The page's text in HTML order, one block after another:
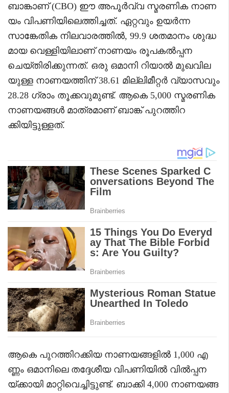
ബാങ്കാണ് (CBO) ഈ അപൂർവ്വ സ്മരണിക നാണ
യം വിപണിയിലെത്തിച്ചത്. ഏറ്റവും ഉയർന്ന
സാങ്കേതിക നിലവാരത്തിൽ, 99.9 ശതമാനം ശുദ്ധ
മായ വെള്ളിയിലാണ് നാണയം രൂപകൽപ്പന
ചെയ്തിരിക്കുന്നത്. ഒരു ഒമാനി റിയാൽ മുഖവില
യുള്ള നാണയത്തിന് 38.61 മില്ലിമീറ്റർ വ്യാസവും
28.28 ഗ്രാം തൂക്കവുമുണ്ട്. ആകെ 5,000 സ്മരണിക
നാണയങ്ങൾ മാത്രമാണ് ബാങ്ക് പുറത്തിറ
ക്കിയിട്ടുള്ളത്.
ആകെ പുറത്തിറക്കിയ നാണയങ്ങളിൽ 1,000 എ
ണ്ണം ഒമാനിലെ തദ്ദേശീയ വിപണിയിൽ വിൽപ്പന
യ്ക്കായി മാറ്റിവെച്ചിട്ടുണ്ട്. ബാക്കി 4,000 നാണയങ്ങ